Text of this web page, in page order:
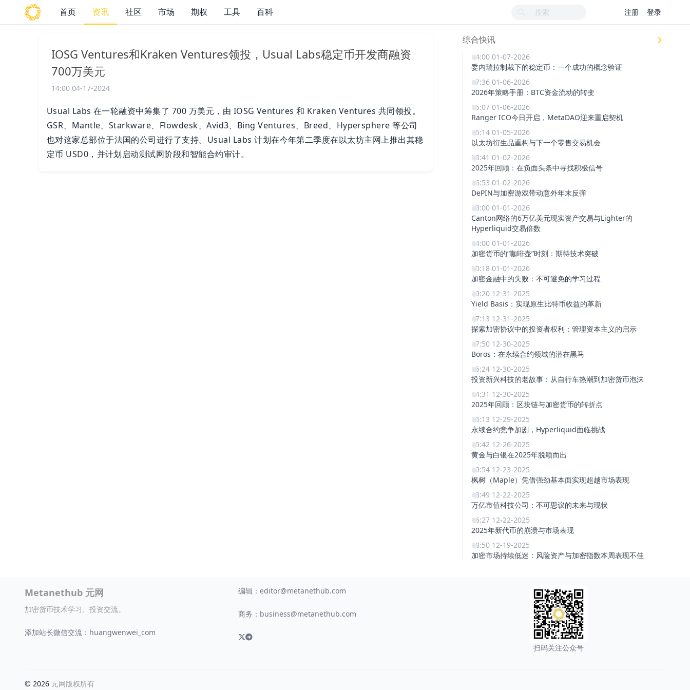
首页 资讯 社区 市场 期权 工具 百科 注册 登录
IOSG Ventures和Kraken Ventures领投，Usual Labs稳定币开发商融资
700万美元
14:00 04-17-2024
Usual Labs 在一轮融资中筹集了 700 万美元，由 IOSG Ventures 和 Kraken Ventures 共同领投。
GSR、Mantle、Starkware、Flowdesk、Avid3、Bing Ventures、Breed、Hypersphere 等公司
也对这家总部位于法国的公司进行了支持。Usual Labs 计划在今年第二季度在以太坊主网上推出其稳
定币 USD0，并计划启动测试网阶段和智能合约审计。
综合快讯
14:00 01-07-2026
委内瑞拉制裁下的稳定币：一个成功的概念验证
17:36 01-06-2026
2026年策略手册：BTC资金流动的转变
15:07 01-06-2026
Ranger ICO今日开启，MetaDAO迎来重启契机
15:14 01-05-2026
以太坊衍生品重构与下一个零售交易机会
23:41 01-02-2026
2025年回顾：在负面头条中寻找积极信号
16:53 01-02-2026
DePIN与加密游戏带动意外年末反弹
18:00 01-01-2026
Canton网络的6万亿美元现实资产交易与Lighter的
Hyperliquid交易倍数
14:00 01-01-2026
加密货币的“咖啡壶”时刻：期待技术突破
00:18 01-01-2026
加密金融中的失败：不可避免的学习过程
19:20 12-31-2025
Yield Basis：实现原生比特币收益的革新
17:13 12-31-2025
探索加密协议中的投资者权利：管理资本主义的启示
17:50 12-30-2025
Boros：在永续合约领域的潜在黑马
15:24 12-30-2025
投资新兴科技的老故事：从自行车热潮到加密货币泡沫
14:31 12-30-2025
2025年回顾：区块链与加密货币的转折点
16:13 12-29-2025
永续合约竞争加剧，Hyperliquid面临挑战
15:42 12-26-2025
黄金与白银在2025年脱颖而出
19:54 12-23-2025
枫树（Maple）凭借强劲基本面实现超越市场表现
18:49 12-22-2025
万亿市值科技公司：不可思议的未来与现状
16:27 12-22-2025
2025年新代币的崩溃与市场表现
18:50 12-19-2025
加密市场持续低迷：风险资产与加密指数本周表现不佳
Metanethub 元网
加密货币技术学习、投资交流。
添加站长微信交流：huangwenwei_com
编辑： editor@metanethub.com
商务： business@metanethub.com
扫码关注公众号
© 2026 元网版权所有